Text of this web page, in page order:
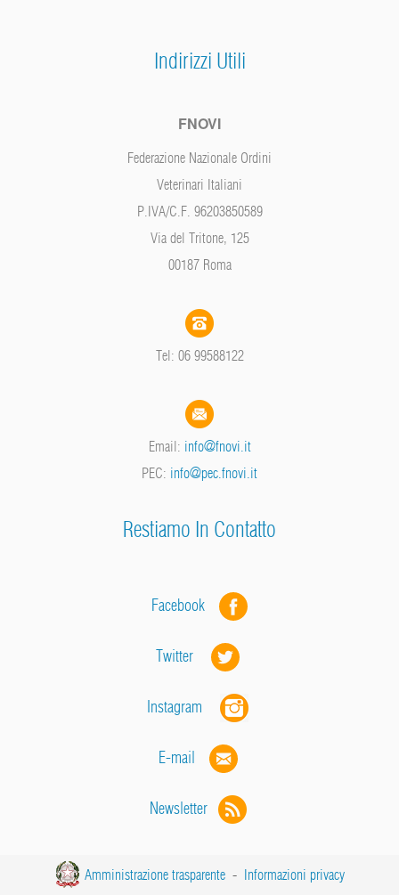
Indirizzi Utili
FNOVI
Federazione Nazionale Ordini
Veterinari Italiani
P.IVA/C.F. 96203850589
Via del Tritone, 125
00187 Roma
Tel: 06 99588122
Email: info@fnovi.it
PEC: info@pec.fnovi.it
Restiamo In Contatto
Facebook
Twitter
Instagram
E-mail
Newsletter
Amministrazione trasparente - Informazioni privacy